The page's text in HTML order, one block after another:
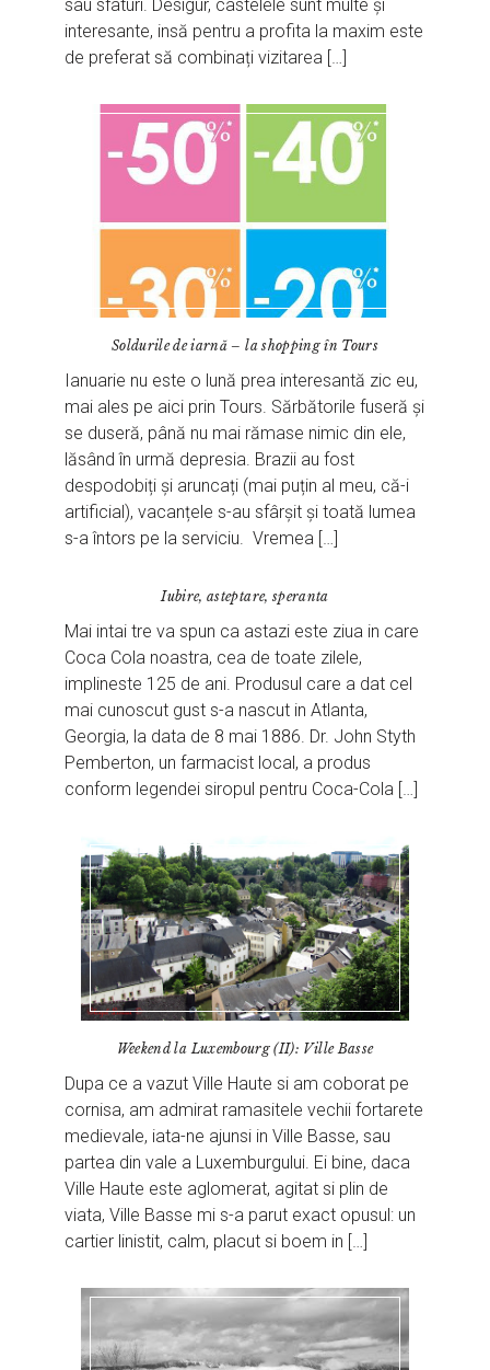
sau sfaturi. Desigur, castelele sunt multe și
interesante, insă pentru a profita la maxim este
de preferat să combinați vizitarea […]
Soldurile de iarnă – la shopping în Tours
Ianuarie nu este o lună prea interesantă zic eu,
mai ales pe aici prin Tours. Sărbătorile fuseră și
se duseră, până nu mai rămase nimic din ele,
lăsând în urmă depresia. Brazii au fost
despodobiți și aruncați (mai puțin al meu, că-i
artificial), vacanțele s-au sfârșit și toată lumea
s-a întors pe la serviciu. Vremea […]
Iubire, asteptare, speranta
Mai intai tre va spun ca astazi este ziua in care
Coca Cola noastra, cea de toate zilele,
implineste 125 de ani. Produsul care a dat cel
mai cunoscut gust s-a nascut in Atlanta,
Georgia, la data de 8 mai 1886. Dr. John Styth
Pemberton, un farmacist local, a produs
conform legendei siropul pentru Coca-Cola […]
Weekend la Luxembourg (II): Ville Basse
Dupa ce a vazut Ville Haute si am coborat pe
cornisa, am admirat ramasitele vechii fortarete
medievale, iata-ne ajunsi in Ville Basse, sau
partea din vale a Luxemburgului. Ei bine, daca
Ville Haute este aglomerat, agitat si plin de
viata, Ville Basse mi s-a parut exact opusul: un
cartier linistit, calm, placut si boem in […]